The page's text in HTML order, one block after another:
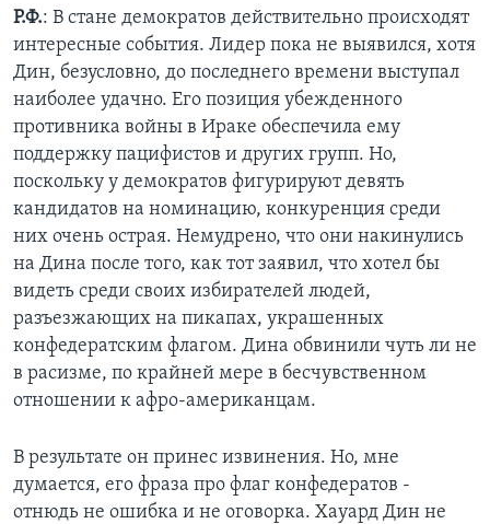
Р.Ф.: В стане демократов действительно происходят
интересные события. Лидер пока не выявился, хотя
Дин, безусловно, до последнего времени выступал
наиболее удачно. Его позиция убежденного
противника войны в Ираке обеспечила ему
поддержку пацифистов и других групп. Но,
поскольку у демократов фигурируют девять
кандидатов на номинацию, конкуренция среди
них очень острая. Немудрено, что они накинулись
на Дина после того, как тот заявил, что хотел бы
видеть среди своих избирателей людей,
разъезжающих на пикапах, украшенных
конфедератским флагом. Дина обвинили чуть ли не
в расизме, по крайней мере в бесчувственном
отношении к афро-американцам.
В результате он принес извинения. Но, мне
думается, его фраза про флаг конфедератов -
отнюдь не ошибка и не оговорка. Хауард Дин не